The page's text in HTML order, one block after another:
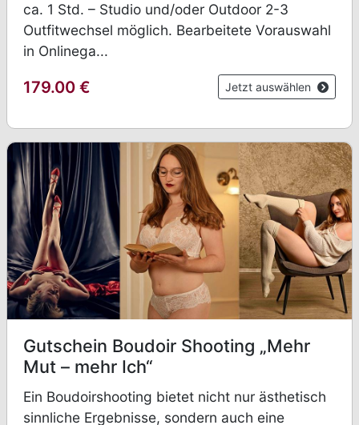
ca. 1 Std. – Studio und/oder Outdoor 2-3
Outfitwechsel möglich. Bearbeitete Vorauswahl
in Onlinega...
179.00 € Jetzt auswählen
Gutschein Boudoir Shooting „Mehr
Mut – mehr Ich“
Ein Boudoirshooting bietet nicht nur ästhetisch
sinnliche Ergebnisse, sondern auch eine